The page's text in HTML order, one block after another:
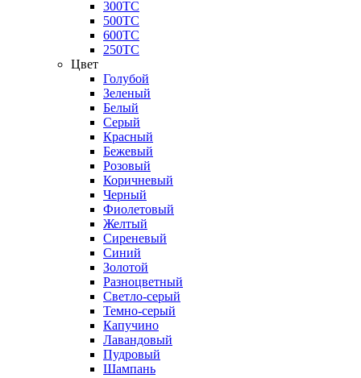
300ТС
500ТС
600ТС
250ТС
Цвет
Голубой
Зеленый
Белый
Серый
Красный
Бежевый
Розовый
Коричневый
Черный
Фиолетовый
Желтый
Сиреневый
Синий
Золотой
Разноцветный
Светло-серый
Темно-серый
Капучино
Лавандовый
Пудровый
Шампань